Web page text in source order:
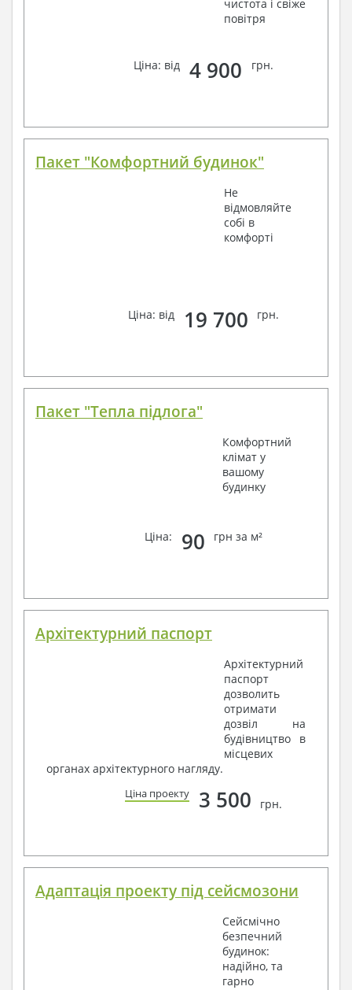
чистота і свіже
повітря
Ціна: від 4 900 грн.
Пакет "Комфортний будинок"
Не
відмовляйте
собі в
комфорті
Ціна: від 19 700 грн.
Пакет "Тепла підлога"
Комфортний
клімат у
вашому
будинку
Ціна: 90 грн за м²
Архітектурний паспорт
Архітектурний
паспорт
дозволить
отримати
дозвіл на
будівництво в
місцевих
органах архітектурного нагляду.
Ціна проекту 3 500 грн.
Адаптація проекту під сейсмозони
Сейсмічно
безпечний
будинок:
надійно, та
гарно